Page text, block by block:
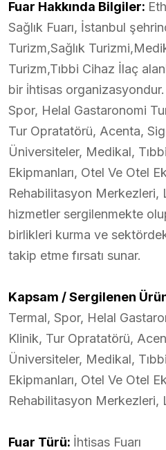
Fuar Hakkında Bilgiler:
Sağlık Fuarı, İstanbul
Turizm,Sağlık
Turizm,Tıbbi Cihaz İlaç
bir i̇htisas
Spor, Helal Gastaronomi
Tur Opratatörü, Acenta,
Üniversiteler, Medikal,
Ekipmanları, Otel Ve Otel
Rehabilitasyon Merkezleri,
hizmetler sergilenmekte
birlikleri kurma ve
takip etme fırsatı sunar.
Kapsam / Sergilenen
Termal, Spor, Helal
Klinik, Tur Opratatörü,
Üniversiteler, Medikal,
Ekipmanları, Otel Ve Otel
Rehabilitasyon Merkezleri,
Fuar Türü: İhtisas Fuarı